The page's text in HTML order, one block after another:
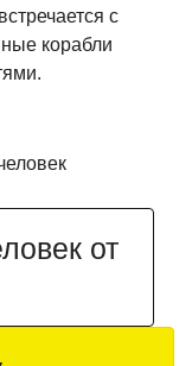
с
корабли
от